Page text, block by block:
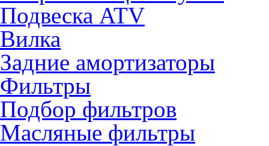
Подвеска ATV
Вилка
Задние амортизаторы
Фильтры
Подбор фильтров
Масляные фильтры